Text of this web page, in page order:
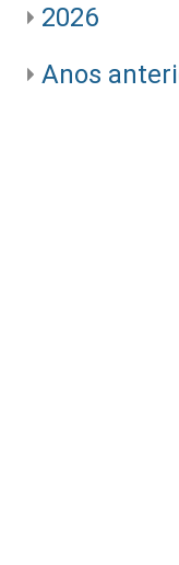
2026
Anos